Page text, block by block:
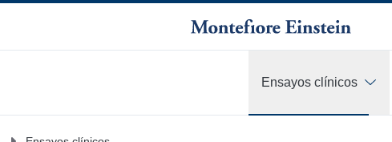
Ensayos clínicos